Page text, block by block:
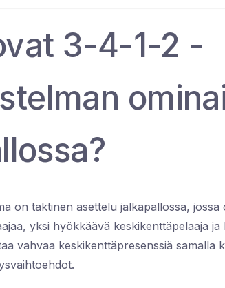
3-4-1-2 -
on taktinen asettelu jalkapallossa,
yksi hyökkäävä keskikenttäpelaaja ja
vahvaa keskikenttäpresenssiä samalla